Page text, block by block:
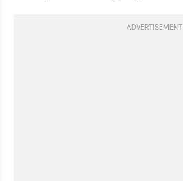
ADVERTISEMENT